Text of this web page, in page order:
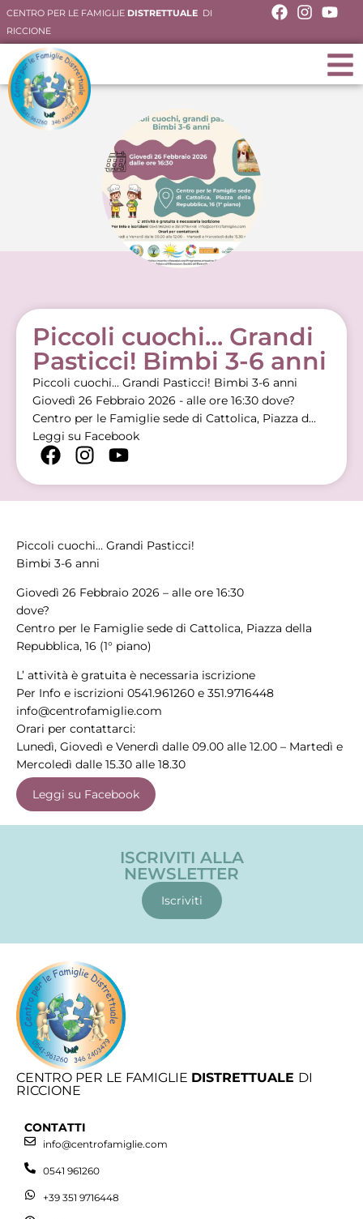
CENTRO PER LE FAMIGLIE DISTRETTUALE DI
RICCIONE
Piccoli cuochi… Grandi
Pasticci! Bimbi 3-6 anni
Piccoli cuochi... Grandi Pasticci! Bimbi 3-6 anni
Giovedì 26 Febbraio 2026 - alle ore 16:30 dove?
Centro per le Famiglie sede di Cattolica, Piazza d...
Leggi su Facebook
Piccoli cuochi… Grandi Pasticci!
Bimbi 3-6 anni
Giovedì 26 Febbraio 2026 – alle ore 16:30
dove?
Centro per le Famiglie sede di Cattolica, Piazza della
Repubblica, 16 (1° piano)
L’ attività è gratuita è necessaria iscrizione
Per Info e iscrizioni 0541.961260 e 351.9716448
info@centrofamiglie.com
Orari per contattarci:
Lunedì, Giovedì e Venerdì dalle 09.00 alle 12.00 – Martedì e
Mercoledì dalle 15.30 alle 18.30
Leggi su Facebook
ISCRIVITI ALLA
NEWSLETTER
Iscriviti
CENTRO PER LE FAMIGLIE DISTRETTUALE DI
RICCIONE
CONTATTI
info@centrofamiglie.com
0541 961260
+39 351 9716448